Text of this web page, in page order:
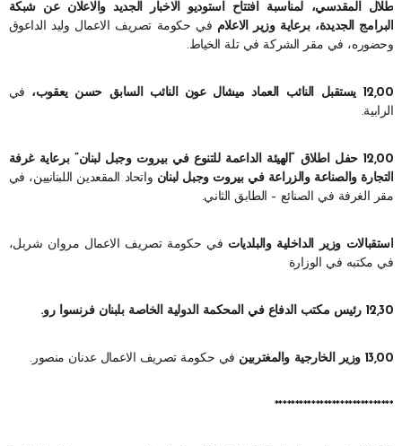
طلال المقدسي، لمناسبة افتتاح استوديو الاخبار الجديد والاعلان عن شبكة
البرامج الجديدة، برعاية وزير الاعلام في حكومة تصريف الاعمال وليد الداعوق
وحضوره، في مقر الشركة في تلة الخياط.
12,00 يستقبل النائب العماد ميشال عون النائب السابق حسن يعقوب،
في
الرابية.
12,00 حفل اطلاق “الهيئة الداعمة للتنوع في بيروت وجبل لبنان” برعاية غرفة
التجارة والصناعة والزراعة في بيروت وجبل لبنان واتحاد المقعدين اللبنانيين، في
مقر الغرفة في الصنائع – الطابق الثاني.
استقبالات وزير الداخلية والبلديات في حكومة تصريف الاعمال مروان شربل،
في مكتبه في الوزارة
12,30 رئيس مكتب الدفاع في المحكمة الدولية الخاصة بلبنان فرنسوا رو.
13,00 وزير الخارجية والمغتربين في حكومة تصريف الاعمال عدنان منصور.
*****************************